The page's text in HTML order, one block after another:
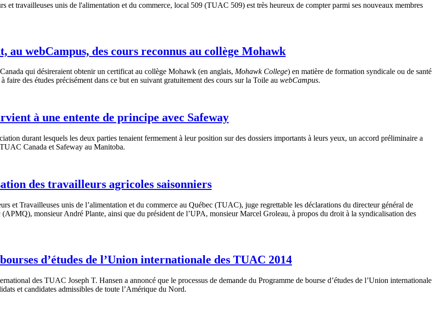
et travailleuses unis de l'alimentation et du commerce, local 509 (TUAC 509) est très heureux de compter parmi ses nouveaux membres
webCampus, des cours reconnus au collège Mohawk
qui désireraient obtenir un certificat au collège Mohawk (en anglais, Mohawk College) en matière de formation syndicale ou de santé
faire des études précisément dans ce but en suivant gratuitement des cours sur la Toile au webCampus.
à une entente de principe avec Safeway
durant lesquels les deux parties tenaient fermement à leur position sur des dossiers importants à leurs yeux, un accord préliminaire a
Canada et Safeway au Manitoba.
des travailleurs agricoles saisonniers
et Travailleuses unis de l’alimentation et du commerce au Québec (TUAC), juge regrettable les déclarations du directeur général de
monsieur André Plante, ainsi que du président de l’UPA, monsieur Marcel Groleau, à propos du droit à la syndicalisation des
d’études de l’Union internationale des TUAC 2014
des TUAC Joseph T. Hansen a annoncé que le processus de demande du Programme de bourse d’études de l’Union internationale
et candidates admissibles de toute l’Amérique du Nord.